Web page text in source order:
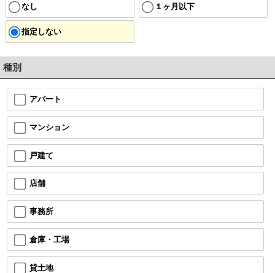
なし １ヶ月以下
指定しない
種別
アパート
マンション
戸建て
店舗
事務所
倉庫・工場
貸土地